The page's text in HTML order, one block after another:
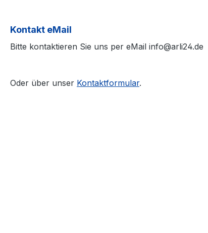
Kontakt eMail
Bitte kontaktieren Sie uns per eMail info@arli24.de
Oder über unser Kontaktformular.